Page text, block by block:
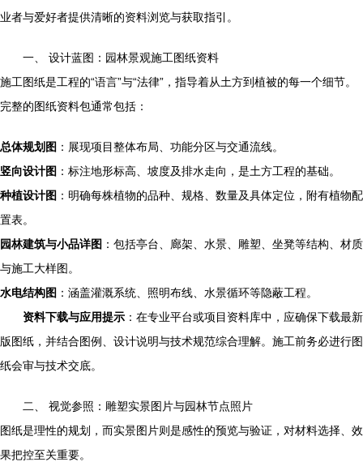
业者与爱好者提供清晰的资料浏览与获取指引。
一、 设计蓝图：园林景观施工图纸资料
施工图纸是工程的“语言”与“法律”，指导着从土方到植被的每一个细节。
完整的图纸资料包通常包括：
总体规划图 ：展现项目整体布局、功能分区与交通流线。
竖向设计图 ：标注地形标高、坡度及排水走向，是土方工程的基础。
种植设计图 ：明确每株植物的品种、规格、数量及具体定位，附有植物配
置表。
园林建筑与小品详图 ：包括亭台、廊架、水景、雕塑、坐凳等结构、材质
与施工大样图。
水电结构图 ：涵盖灌溉系统、照明布线、水景循环等隐蔽工程。
资料下载与应用提示 ：在专业平台或项目资料库中，应确保下载最新
版图纸，并结合图例、设计说明与技术规范综合理解。施工前务必进行图
纸会审与技术交底。
二、 视觉参照：雕塑实景图片与园林节点照片
图纸是理性的规划，而实景图片则是感性的预览与验证，对材料选择、效
果把控至关重要。